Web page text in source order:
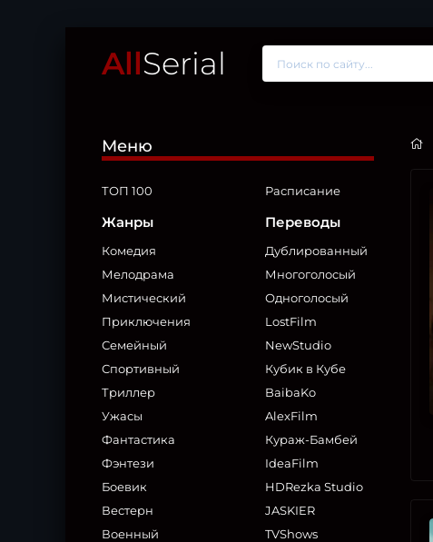
AllSerial
Меню
ТОП 100
Жанры
Комедия
Мелодрама
Мистический
Приключения
Семейный
Спортивный
Триллер
Ужасы
Фантастика
Фэнтези
Боевик
Вестерн
Военный
Расписание
Переводы
Дублированный
Многоголосый
Одноголосый
LostFilm
NewStudio
Кубик в Кубе
BaibaKo
AlexFilm
Кураж-Бамбей
IdeaFilm
HDRezka Studio
JASKIER
TVShows